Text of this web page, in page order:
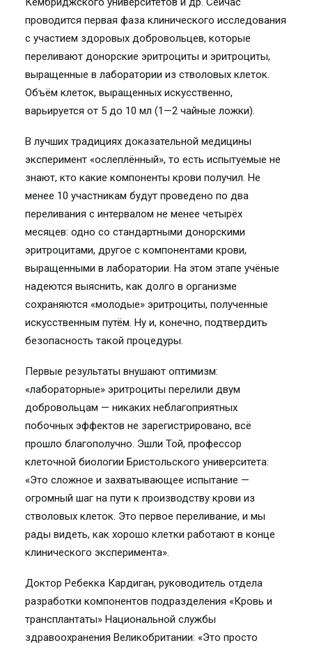
проводится первая фаза клинического исследования
с участием здоровых добровольцев, которые
переливают донорские эритроциты и эритроциты,
выращенные в лаборатории из стволовых клеток.
Объём клеток, выращенных искусственно,
варьируется от 5 до 10 мл (1—2 чайные ложки).
В лучших традициях доказательной медицины
эксперимент «ослеплённый», то есть испытуемые не
знают, кто какие компоненты крови получил. Не
менее 10 участникам будут проведено по два
переливания с интервалом не менее четырёх
месяцев: одно со стандартными донорскими
эритроцитами, другое с компонентами крови,
выращенными в лаборатории. На этом этапе учёные
надеются выяснить, как долго в организме
сохраняются «молодые» эритроциты, полученные
искусственным путём. Ну и, конечно, подтвердить
безопасность такой процедуры.
Первые результаты внушают оптимизм:
«лабораторные» эритроциты перелили двум
добровольцам — никаких неблагоприятных
побочных эффектов не зарегистрировано, всё
прошло благополучно. Эшли Той, профессор
клеточной биологии Бристольского университета:
«Это сложное и захватывающее испытание —
огромный шаг на пути к производству крови из
стволовых клеток. Это первое переливание, и мы
рады видеть, как хорошо клетки работают в конце
клинического эксперимента».
Доктор Ребекка Кардиган, руководитель отдела
разработки компонентов подразделения «Кровь и
трансплантаты» Национальной службы
здравоохранения Великобритании: «Это просто